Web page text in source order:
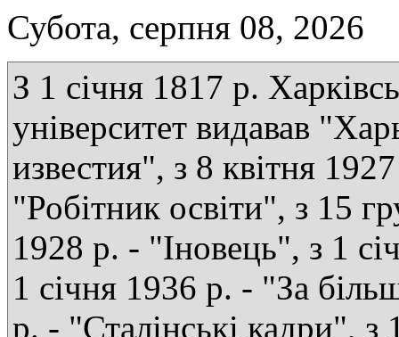
Субота, серпня 08, 2026
З 1 січня 1817 р.
університет видавав
известия", з 8 квітня
"Робітник освіти", з 15
1928 р. - "Іновець", з 1
1 січня 1936 р. - "За
р. - "Сталінські кадри",